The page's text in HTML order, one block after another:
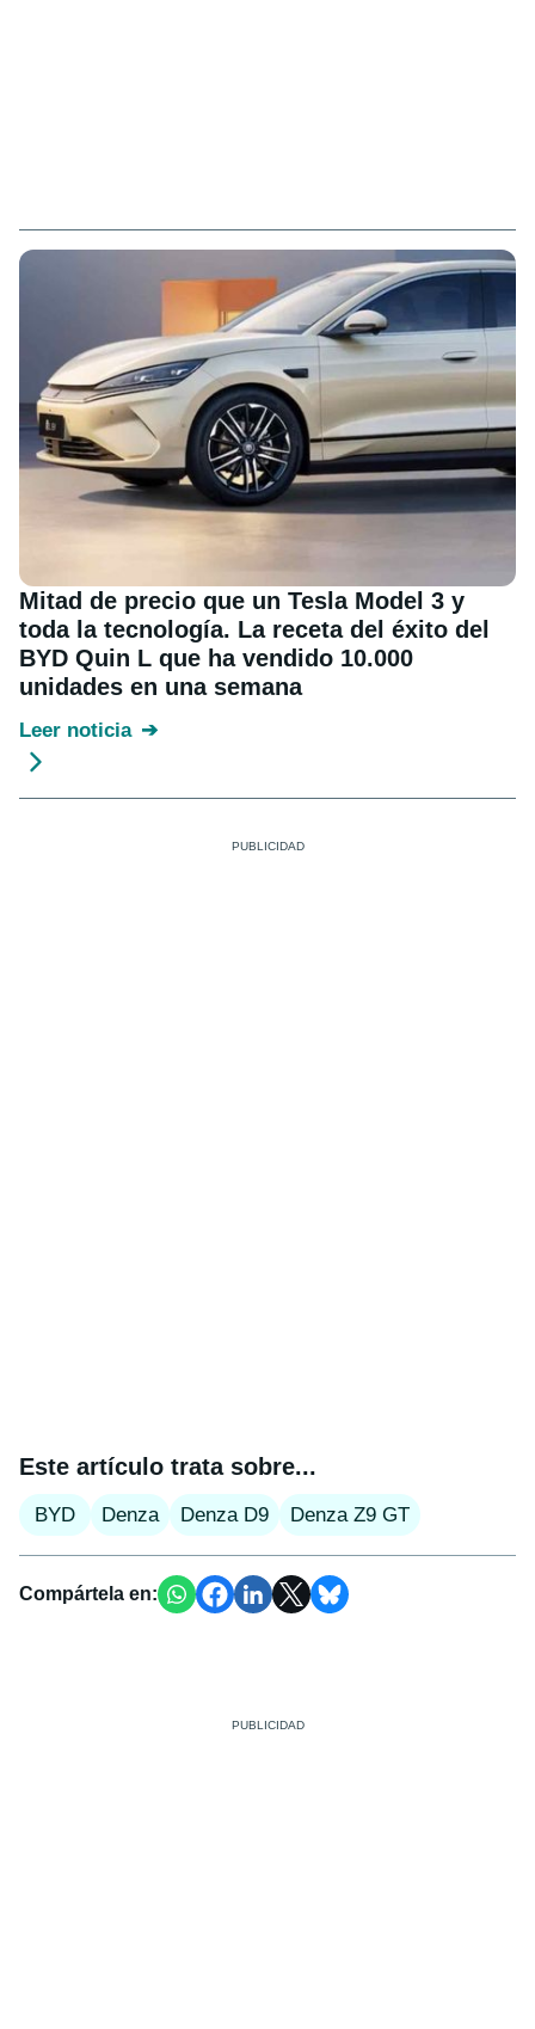
Mitad de precio que un Tesla Model 3 y
toda la tecnología. La receta del éxito del
BYD Quin L que ha vendido 10.000
unidades en una semana
Leer noticia
Este artículo trata sobre...
BYD Denza Denza D9 Denza Z9 GT
Compártela en: